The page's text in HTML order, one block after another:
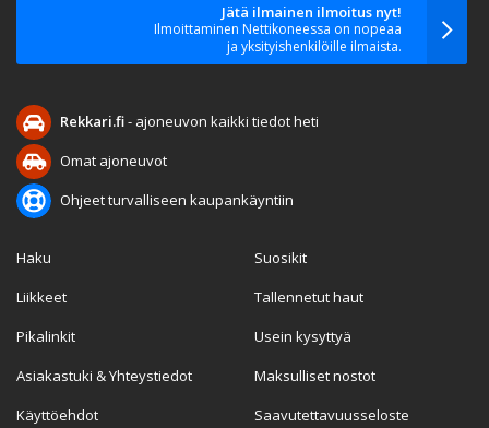
Jätä ilmainen ilmoitus nyt!
Ilmoittaminen Nettikoneessa on nopeaa
ja yksityishenkilöille ilmaista.
Rekkari.fi- ajoneuvon kaikki tiedot heti
Omat ajoneuvot
Ohjeet turvalliseen kaupankäyntiin
Haku
Liikkeet
Pikalinkit
Asiakastuki & Yhteystiedot
Käyttöehdot
Suosikit
Tallennetut haut
Usein kysyttyä
Maksulliset nostot
Saavutettavuusseloste